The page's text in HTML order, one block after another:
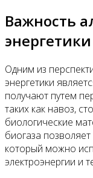
Важность
энергетики
Одним из
энергетики
получают путем
таких как навоз,
биологические
биогаза
который можно
электроэнергии и